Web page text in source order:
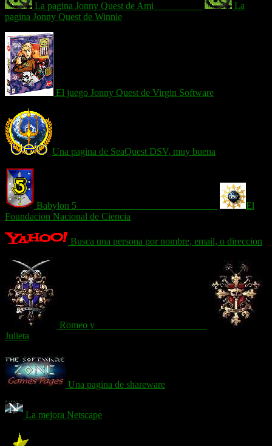
La pagina Jonny Quest de Ami__________
La
pagina Jonny Quest de Winnie
El juego Jonny Quest de Virgin Software
Una pagina de SeaQuest DSV, muy buena
Babylon 5_____________________________
El
Foundacion Nacional de Ciencia
Busca una persona por nombre, email, o direccion
Romeo y_______________________
Julieta
Una pagina de shareware
La mejora Netscape